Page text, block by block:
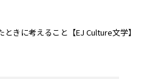
きに考えること【EJ Culture文学】